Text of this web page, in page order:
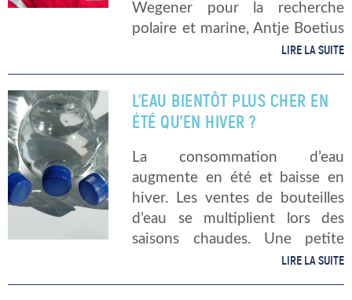
Wegener pour la recherche
polaire et marine, Antje Boetius
est une femme à la personnalité
la banquise, elle s’implique et
dévoue une grande partie de
son […]
LIRE LA SUITE
L’EAU BIENTÔT PLUS CHER EN
ÉTÉ QU’EN HIVER ?
La consommation d’eau
augmente en été et baisse en
hiver. Les ventes de bouteilles
d’eau se multiplient lors des
saisons chaudes. Une petite
hausse de prix de l’eau dans
LIRE LA SUITE